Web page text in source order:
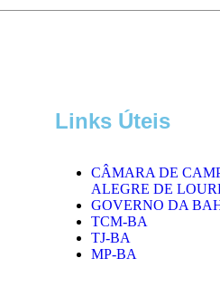
Links Úteis
CÂMARA DE
ALEGRE DE
GOVERNO DA
TCM-BA
TJ-BA
MP-BA